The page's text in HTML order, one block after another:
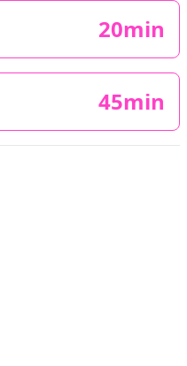
20min
45min